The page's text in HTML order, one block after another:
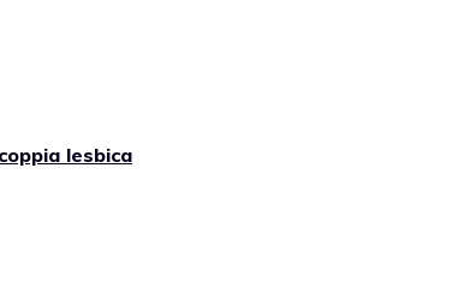
lesbica